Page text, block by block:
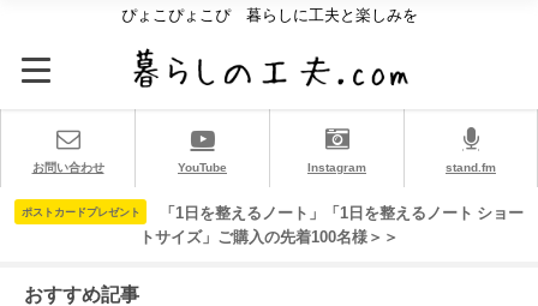
ぴょこぴょこぴ 暮らしに工夫と楽しみを
お問い合わせ YouTube Instagram stand.fm
ポストカードプレゼント
「1日を整えるノート」「1日を整えるノート ショー
トサイズ」ご購入の先着100名様＞＞
おすすめ記事